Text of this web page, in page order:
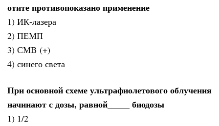
отите противопоказано применение
1) ИК-лазера
2) ПЕМП
3) СМВ (+)
4) синего света
При основной схеме ультрафиолетового облучения
начинают с дозы, равной_____ биодозы
1) 1/2